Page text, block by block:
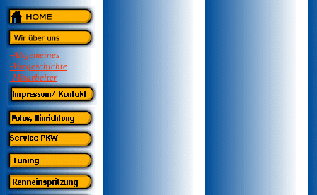
-Allgemeines
-Vorgeschichte
-Mitarbeiter